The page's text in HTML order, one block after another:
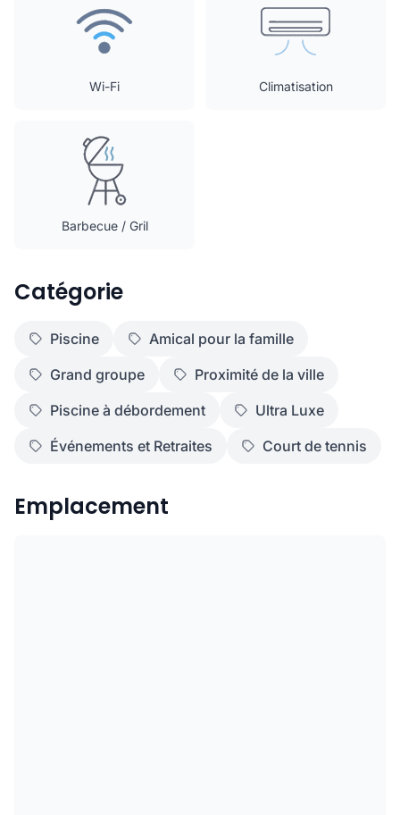
Wi-Fi Climatisation
Barbecue / Gril
Catégorie
Piscine
Amical pour la famille
Grand groupe
Proximité de la ville
Piscine à débordement
Ultra Luxe
Événements et Retraites
Court de tennis
Emplacement